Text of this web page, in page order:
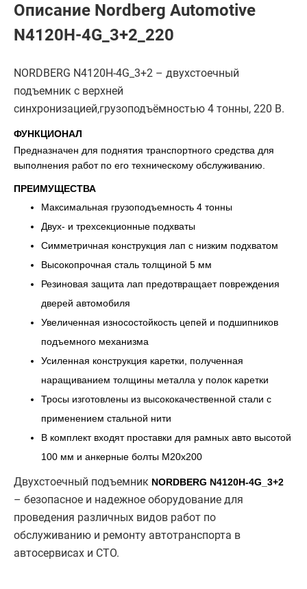
Описание Nordberg Automotive
N4120H-4G_3+2_220
NORDBERG N4120H-4G_3+2 – двухстоечный
подъемник с верхней
синхронизацией,грузоподъёмностью 4 тонны, 220 В.
ФУНКЦИОНАЛ
Предназначен для поднятия транспортного средства для
выполнения работ по его техническому обслуживанию.
ПРЕИМУЩЕСТВА
Максимальная грузоподъемность 4 тонны
Двух- и трехсекционные подхваты
Симметричная конструкция лап с низким подхватом
Высокопрочная сталь толщиной 5 мм
Резиновая защита лап предотвращает повреждения
дверей автомобиля
Увеличенная износостойкость цепей и подшипников
подъемного механизма
Усиленная конструкция каретки, полученная
наращиванием толщины металла у полок каретки
Тросы изготовлены из высококачественной стали с
применением стальной нити
В комплект входят проставки для рамных авто высотой
100 мм и анкерные болты M20x200
Двухстоечный подъемник NORDBERG N4120H-4G_3+2
– безопасное и надежное оборудование для
проведения различных видов работ по
обслуживанию и ремонту автотранспорта в
автосервисах и СТО.